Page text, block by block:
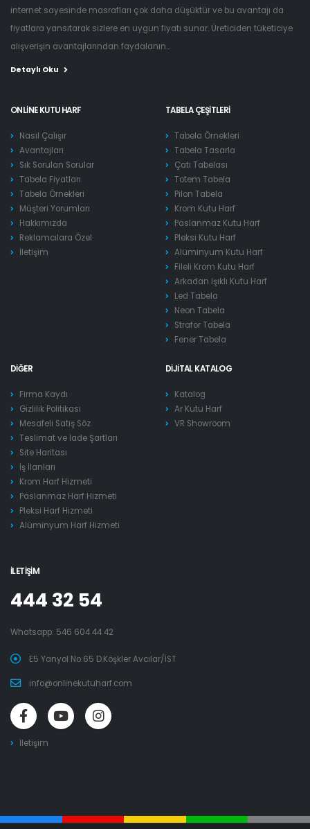
internet sayesinde masrafları çok daha düşüktür ve bu avantajı da
fiyatlara yansıtarak sizlere en uygun fiyatı sunar. Üreticiden tüketiciye
alışverişin avantajlarından faydalanın...
Detaylı Oku
ONLINE KUTU HARF
Nasıl Çalışır
Avantajları
Sık Sorulan Sorular
Tabela Fiyatları
Tabela Örnekleri
Müşteri Yorumları
Hakkımızda
Reklamcılara Özel
İletişim
TABELA ÇEŞITLERI
Tabela Örnekleri
Tabela Tasarla
Çatı Tabelası
Totem Tabela
Pilon Tabela
Krom Kutu Harf
Paslanmaz Kutu Harf
Pleksi Kutu Harf
Alüminyum Kutu Harf
Fileli Krom Kutu Harf
Arkadan Işıklı Kutu Harf
Led Tabela
Neon Tabela
Strafor Tabela
Fener Tabela
DIĞER
Firma Kaydı
Gizlilik Politikası
Mesafeli Satış Söz.
Teslimat ve İade Şartları
Site Haritası
İş İlanları
Krom Harf Hizmeti
Paslanmaz Harf Hizmeti
Pleksi Harf Hizmeti
Alüminyum Harf Hizmeti
DIJITAL KATALOG
Katalog
Ar Kutu Harf
VR Showroom
İLETIŞIM
444 32 54
Whatsapp: 546 604 44 42
E5 Yanyol No:65 D.Köşkler Avcılar/İST
info@onlinekutuharf.com
İletişim